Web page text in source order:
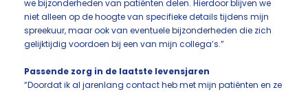
we bijzonderheden van patiënten delen. Hierdoor blijven we
niet alleen op de hoogte van specifieke details tijdens mijn
spreekuur, maar ook van eventuele bijzonderheden die zich
gelijktijdig voordoen bij een van mijn collega’s.”
Passende zorg in de laatste levensjaren
“Doordat ik al jarenlang contact heb met mijn patiënten en ze